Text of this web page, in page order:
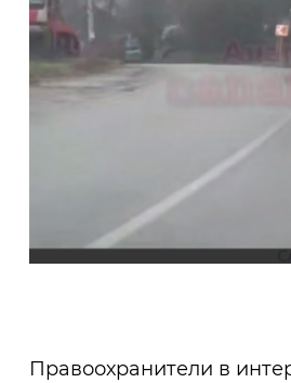
Правоохранители в